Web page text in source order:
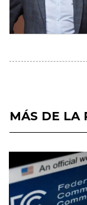
MÁS DE LA